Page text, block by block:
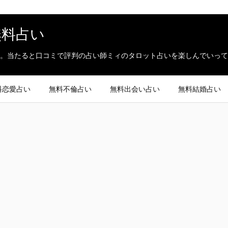
占い
たると口コミで評判の占い師ミィのタロット占いを楽しんでいって
恋愛占い 無料不倫占い 無料出会い占い 無料結婚占い